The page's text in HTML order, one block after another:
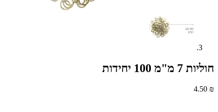
חוליות 7 מ"מ 100 יחידות
4.50 ₪